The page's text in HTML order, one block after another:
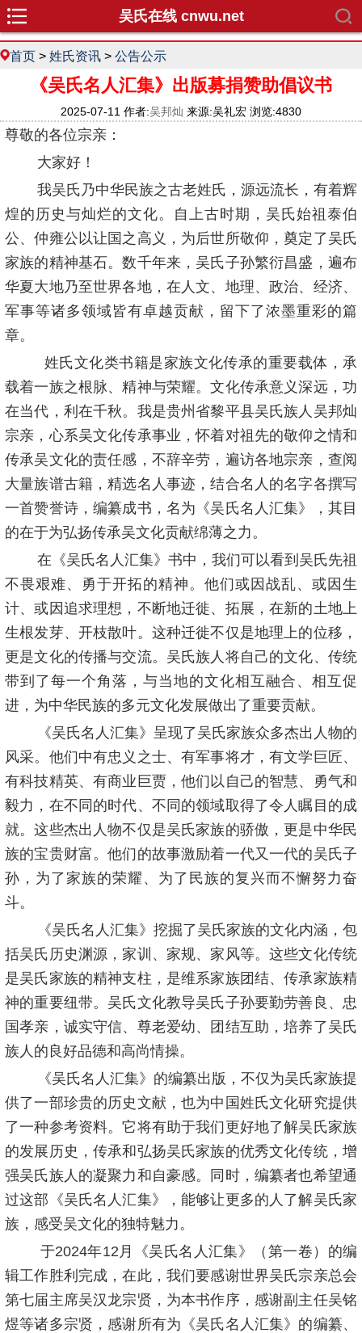
吴氏在线 cnwu.net
首页 > 姓氏资讯 > 公告公示
《吴氏名人汇集》出版募捐赞助倡议书
2025-07-11 作者:吴邦灿 来源:吴礼宏 浏览:4830
尊敬的各位宗亲：
大家好！
我吴氏乃中华民族之古老姓氏，源远流长，有着辉
煌的历史与灿烂的文化。自上古时期，吴氏始祖泰伯
公、仲雍公以让国之高义，为后世所敬仰，奠定了吴氏
家族的精神基石。数千年来，吴氏子孙繁衍昌盛，遍布
华夏大地乃至世界各地，在人文、地理、政治、经济、
军事等诸多领域皆有卓越贡献，留下了浓墨重彩的篇
章。
姓氏文化类书籍是家族文化传承的重要载体，承
载着一族之根脉、精神与荣耀。文化传承意义深远，功
在当代，利在千秋。我是贵州省黎平县吴氏族人吴邦灿
宗亲，心系吴文化传承事业，怀着对祖先的敬仰之情和
传承吴文化的责任感，不辞辛劳，遍访各地宗亲，查阅
大量族谱古籍，精选名人事迹，结合名人的名字各撰写
一首赞誉诗，编纂成书，名为《吴氏名人汇集》，其目
的在于为弘扬传承吴文化贡献绵薄之力。
在《吴氏名人汇集》书中，我们可以看到吴氏先祖
不畏艰难、勇于开拓的精神。他们或因战乱、或因生
计、或因追求理想，不断地迁徙、拓展，在新的土地上
生根发芽、开枝散叶。这种迁徙不仅是地理上的位移，
更是文化的传播与交流。吴氏族人将自己的文化、传统
带到了每一个角落，与当地的文化相互融合、相互促
进，为中华民族的多元文化发展做出了重要贡献。
《吴氏名人汇集》呈现了吴氏家族众多杰出人物的
风采。他们中有忠义之士、有军事将才，有文学巨匠、
有科技精英、有商业巨贾，他们以自己的智慧、勇气和
毅力，在不同的时代、不同的领域取得了令人瞩目的成
就。这些杰出人物不仅是吴氏家族的骄傲，更是中华民
族的宝贵财富。他们的故事激励着一代又一代的吴氏子
孙，为了家族的荣耀、为了民族的复兴而不懈努力奋
斗。
《吴氏名人汇集》挖掘了吴氏家族的文化内涵，包
括吴氏历史渊源，家训、家规、家风等。这些文化传统
是吴氏家族的精神支柱，是维系家族团结、传承家族精
神的重要纽带。吴氏文化教导吴氏子孙要勤劳善良、忠
国孝亲，诚实守信、尊老爱幼、团结互助，培养了吴氏
族人的良好品德和高尚情操。
《吴氏名人汇集》的编纂出版，不仅为吴氏家族提
供了一部珍贵的历史文献，也为中国姓氏文化研究提供
了一种参考资料。它将有助于我们更好地了解吴氏家族
的发展历史，传承和弘扬吴氏家族的优秀文化传统，增
强吴氏族人的凝聚力和自豪感。同时，编纂者也希望通
过这部《吴氏名人汇集》，能够让更多的人了解吴氏家
族，感受吴文化的独特魅力。
于2024年12月《吴氏名人汇集》（第一卷）的编
辑工作胜利完成，在此，我们要感谢世界吴氏宗亲总会
第七届主席吴汉龙宗贤，为本书作序，感谢副主任吴铭
煜等诸多宗贤，感谢所有为《吴氏名人汇集》的编纂、